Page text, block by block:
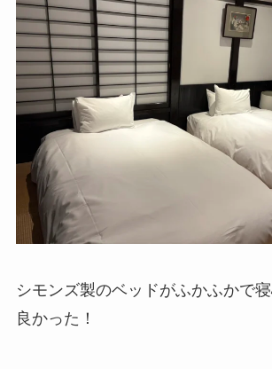
シモンズ製のベッドがふかふかで
良かった！